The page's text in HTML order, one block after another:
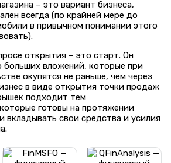
– это вариант бизнеса,
всегда (по крайней мере до
в привычном понимании этого
открытия – это старт. Он
больших вложений, которые при
окупятся не раньше, чем через
в виде открытия точки продаж
подходит тем
готовы на протяжении
вкладывать свои средства и усилия